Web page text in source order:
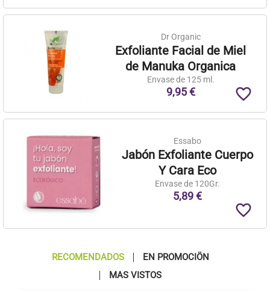
Dr Organic
Exfoliante Facial de Miel
de Manuka Organica
Envase de 125 ml.
9,95 € favorite_border
Essabo
Jabón Exfoliante Cuerpo
Y Cara Eco
Envase de 120Gr.
5,89 €
favorite_border
RECOMENDADOS
EN PROMOCIÖN
MAS VISTOS